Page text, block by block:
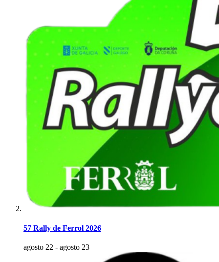
57 Rally de Ferrol 2026
agosto 22 - agosto 23